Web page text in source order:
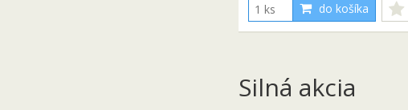
do košíka
Silná akcia